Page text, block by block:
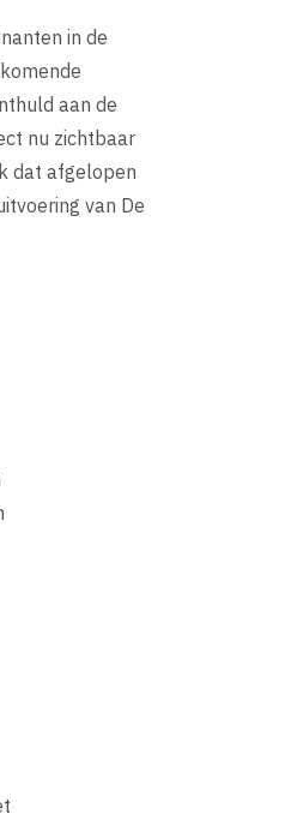
in de
aan de
nu zichtbaar
dat afgelopen
van De